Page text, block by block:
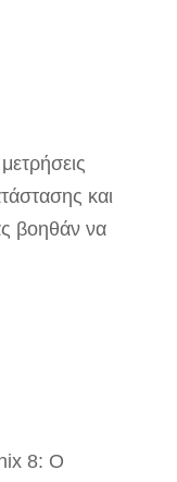
και
βοηθάν να
8: Ο